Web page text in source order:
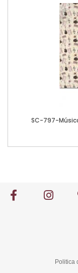
SC-797-
Politica